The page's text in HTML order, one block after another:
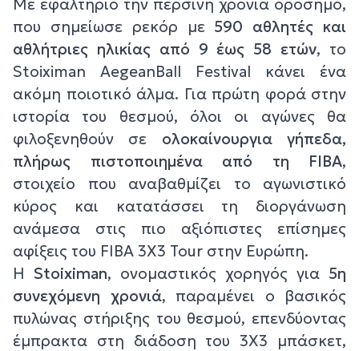
Με εφαλτήριο την περσινή χρονιά ορόσημο,
που σημείωσε ρεκόρ με 590 αθλητές και
αθλήτριες ηλικίας από 9 έως 58 ετών, το
Stoiximan AegeanBall Festival κάνει ένα
ακόμη ποιοτικό άλμα. Για πρώτη φορά στην
ιστορία του θεσμού, όλοι οι αγώνες θα
φιλοξενηθούν σε ολοκαίνουργια γήπεδα,
πλήρως πιστοποιημένα από τη FIBA,
στοιχείο που αναβαθμίζει το αγωνιστικό
κύρος και κατατάσσει τη διοργάνωση
ανάμεσα στις πιο αξιόπιστες επίσημες
αφίξεις του FIBA 3X3 Tour στην Ευρώπη.
Η Stoiximan, ονομαστικός χορηγός για 5η
συνεχόμενη χρονιά, παραμένει ο βασικός
πυλώνας στήριξης του θεσμού, επενδύοντας
έμπρακτα στη διάδοση του 3Χ3 μπάσκετ,